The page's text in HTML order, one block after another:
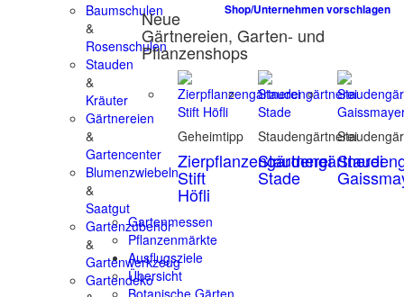
Baumschulen
&
Rosenschulen
Stauden
&
Kräuter
Gärtnereien
&
Gartencenter
Blumenzwiebeln
&
Saatgut
Gartenzubehör
&
Gartenwerkzeug
Gartendeko
Shop/Unternehmen vorschlagen
Neue
Gärtnereien, Garten- und
Pflanzenshops
Geheimtipp
Zierpflanzengärtnerei
Stift
Höfli
Staudengärtnerei
Staudengärtnerei
Stade
Gartenmessen
Pflanzenmärkte
Ausflugsziele
Übersicht